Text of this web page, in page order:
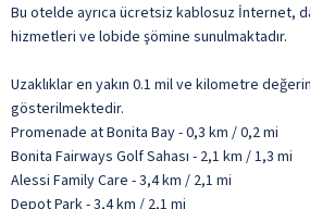
Bu otelde ayrıca ücretsiz kablosuz İnternet,
hizmetleri ve lobide şömine sunulmaktadır.
Uzaklıklar en yakın 0.1 mil ve kilometre
gösterilmektedir.
Promenade at Bonita Bay - 0,3 km / 0,2 mi
Bonita Fairways Golf Sahası - 2,1 km / 1,3 mi
Alessi Family Care - 3,4 km / 2,1 mi
Depot Park - 3,4 km / 2,1 mi